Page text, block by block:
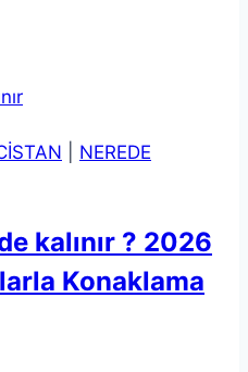
NEREDE
kalınır ? 2026
Konaklama